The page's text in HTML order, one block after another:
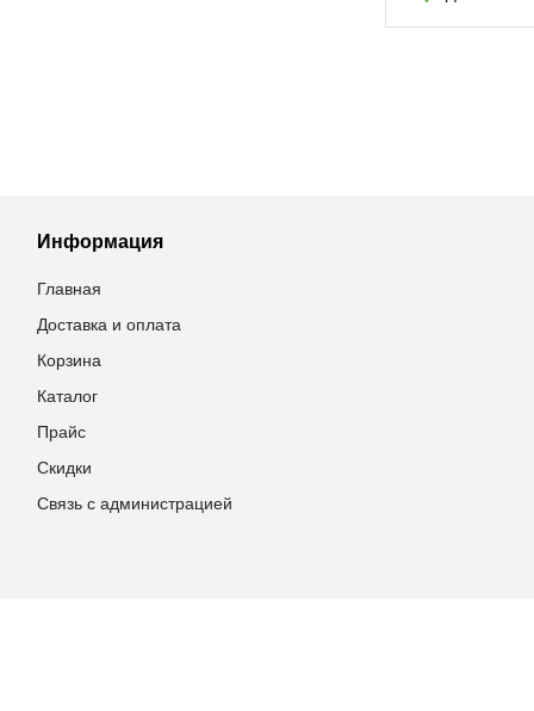
Информация
Главная
Доставка и оплата
Корзина
Каталог
Прайс
Скидки
Связь с администрацией